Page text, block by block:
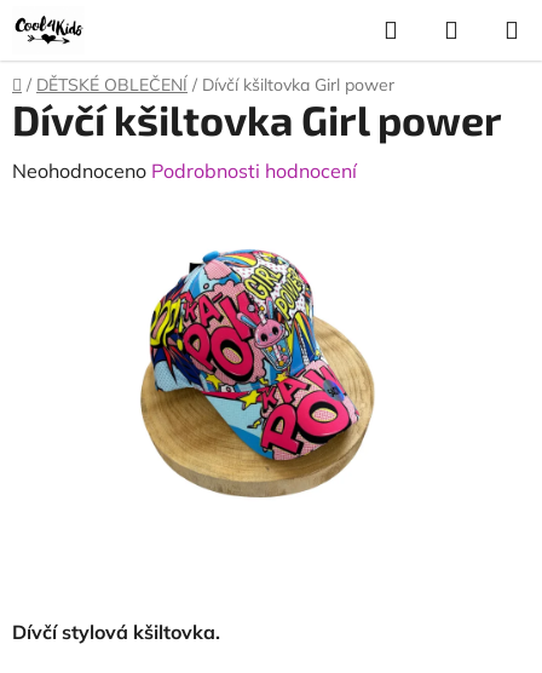
Přejít
na
obsah
Hledat
KOŠÍK
Domů
/ DĚTSKÉ OBLEČENÍ / Dívčí kšiltovka Girl power
Dívčí stylová kšiltovka.
Dívčí kšiltovka Girl power
Průměrné
Neohodnoceno Podrobnosti hodnocení